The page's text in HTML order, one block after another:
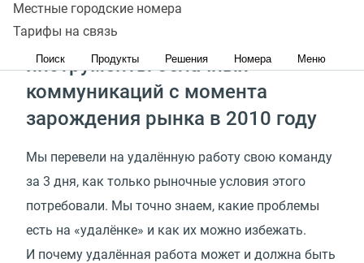
Местные городские номера
Тарифы на связь
Поиск Продукты Решения Номера Меню
Мы разрабатываем
инструменты облачных
коммуникаций с момента
зарождения рынка в 2010 году
Мы перевели на удалённую работу свою команду
за 3 дня, как только рыночные условия этого
потребовали. Мы точно знаем, какие проблемы
есть на «удалёнке» и как их можно избежать.
И почему удалённая работа может и должна быть